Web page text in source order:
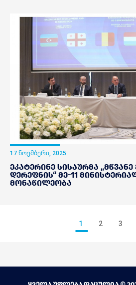
17 ნოემბერი, 2025
ეკატერინე სისაურმა
დერეფნის“ მე-11
მონაწილეობა
1 2 3